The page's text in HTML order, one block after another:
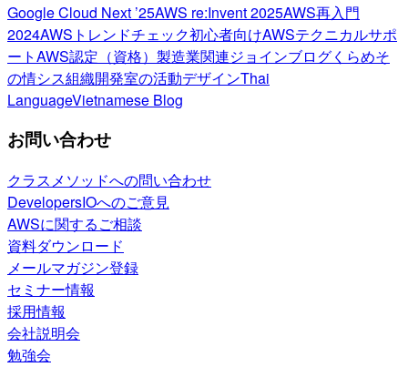
Google Cloud Next ’25AWS re:Invent 2025AWS再入門
2024AWSトレンドチェック初心者向けAWSテクニカルサポ
ートAWS認定（資格） 製造業関連ジョインブログくらめそ
の情シス組織開発室の活動デザインThai
LanguageVietnamese Blog
お問い合わせ
クラスメソッドへの問い合わせ
DevelopersIOへのご意見
AWSに関するご相談
資料ダウンロード
メールマガジン登録
セミナー情報
採用情報
会社説明会
勉強会